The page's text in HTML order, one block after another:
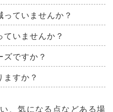
ていませんか？
ていませんか？
ズですか？
ますか？
、気になる点などある場